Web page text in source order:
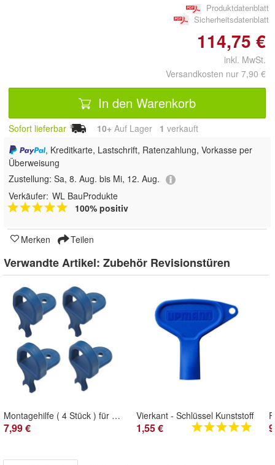
Produktdatenblatt
Sicherheitsdatenblatt
114,75 €
inkl. MwSt.
Versandkosten nur 7,90 €
In den Warenkorb
Sofort lieferbar 10+ Auf Lager 1 verkauft
, Kreditkarte, Lastschrift, Ratenzahlung, Vorkasse per
Überweisung
Zustellung: Sa, 8. Aug. bis Mi, 12. Aug.
Verkäufer: WL BauProdukte
100% positiv
Merken Teilen
Verwandte Artikel: Zubehör Revisionstüren
Montagehilfe ( 4 Stück ) für UniSpace
7,99 €
Vierkant - Schlüssel Kunststoff
1,55 €